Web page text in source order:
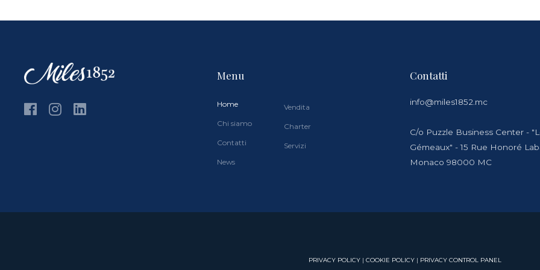
Menu
Home
Chi siamo
Contatti
News
Vendita
Charter
Servizi
Contatti
info@miles1852.mc
C/o Puzzle Business Center -
Gémeaux" - 15 Rue Honoré
Monaco 98000 MC
PRIVACY POLICY | COOKIE POLICY | PRIVACY CONTROL PANEL